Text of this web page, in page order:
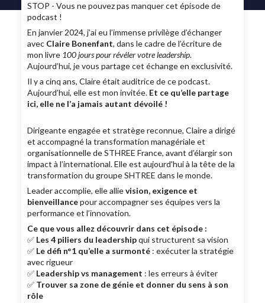
STOP - Vous ne pouvez pas manquer cet épisode de
podcast !
En janvier 2024, j’ai eu l’immense privilège d’échanger
avec Claire Bonenfant, dans le cadre de l’écriture de
mon livre 100 jours pour révéler votre leadership.
Aujourd’hui, je vous partage cet échange en exclusivité.
Il y a cinq ans, Claire était auditrice de ce podcast.
Aujourd’hui, elle est mon invitée. Et ce qu’elle partage
ici, elle ne l’a jamais autant dévoilé !
Dirigeante engagée et stratège reconnue, Claire a dirigé
et accompagné la transformation managériale et
organisationnelle de STHREE France, avant d’élargir son
impact à l’international. Elle est aujourd'hui à la tête de la
transformation du groupe SHTREE dans le monde.
Leader accomplie, elle allievision, exigence et
bienveillancepour accompagner ses équipes vers la
performance et l’innovation.
Ce que vous allez découvrir dans cet épisode :
✅ Les 4 piliers du leadershipqui structurent sa vision
✅ Le défi n°1 qu’elle a surmonté : exécuter la stratégie
avec rigueur
✅ Leadership vs management : les erreurs à éviter
✅ Trouver sa zone de génie et donner du sens à son
rôle